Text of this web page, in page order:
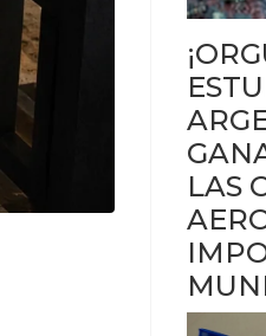
LAS